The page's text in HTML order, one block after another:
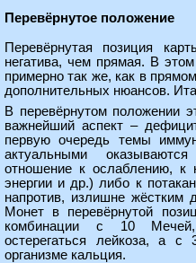
Перевёрнутое положение
Перевёрнутая позиция
негатива, чем прямая. В
примерно так же, как в
дополнительных нюансов.
В перевёрнутом положении
важнейший аспект –
первую очередь темы
актуальными
отношение к ослаблению, к
энергии и др.) либо к
напротив, излишне
Монет в перевёрнутой
комбинации с 10 Мечей,
остерегаться лейкоза, а
организме кальция.